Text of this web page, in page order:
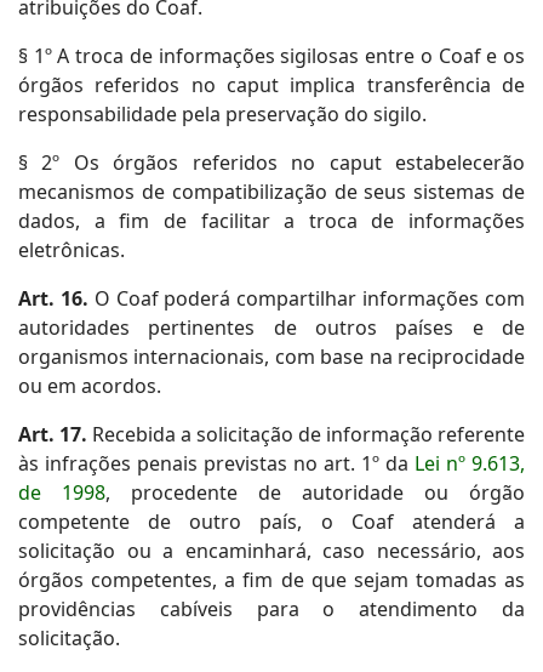
atribuições do Coaf.
§ 1º A troca de informações sigilosas entre o Coaf e os
órgãos referidos no caput implica transferência de
responsabilidade pela preservação do sigilo.
§ 2º Os órgãos referidos no caput estabelecerão
mecanismos de compatibilização de seus sistemas de
dados, a fim de facilitar a troca de informações
eletrônicas.
Art. 16. O Coaf poderá compartilhar informações com
autoridades pertinentes de outros países e de
organismos internacionais, com base na reciprocidade
ou em acordos.
Art. 17. Recebida a solicitação de informação referente
às infrações penais previstas no art. 1º da Lei nº 9.613,
de 1998, procedente de autoridade ou órgão
competente de outro país, o Coaf atenderá a
solicitação ou a encaminhará, caso necessário, aos
órgãos competentes, a fim de que sejam tomadas as
providências cabíveis para o atendimento da
solicitação.